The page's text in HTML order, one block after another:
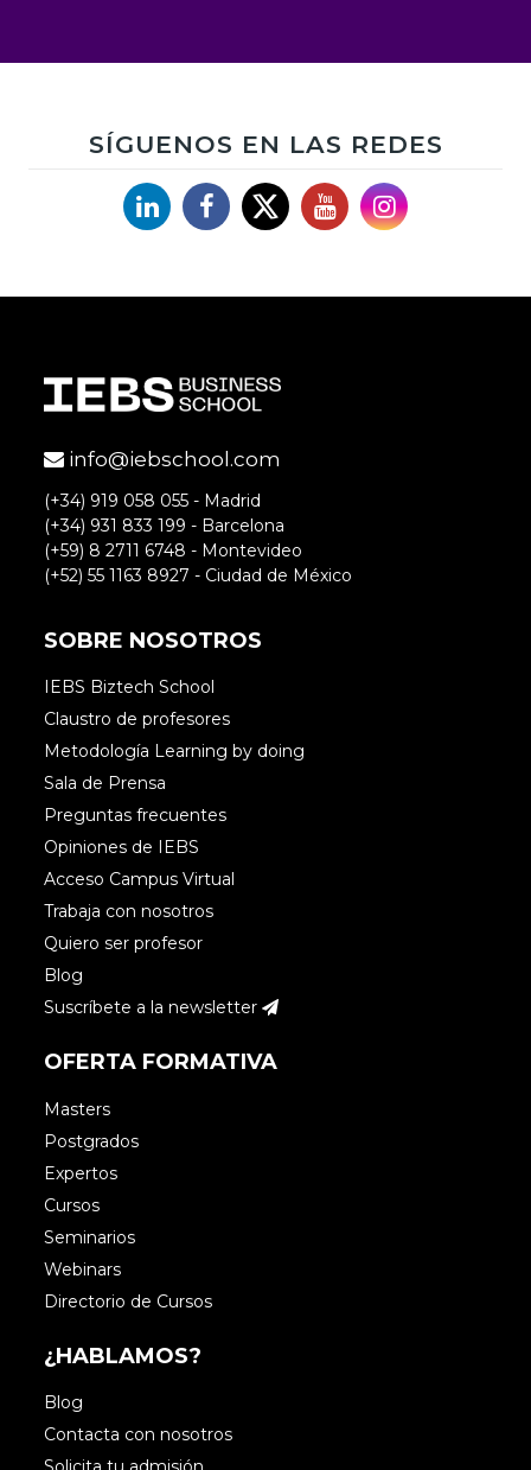
SÍGUENOS EN LAS REDES
LinkedinFacebook
X YouTubeInstagram
info@iebschool.com
(+34) 919 058 055 - Madrid
(+34) 931 833 199 - Barcelona
(+59) 8 2711 6748 - Montevideo
(+52) 55 1163 8927 - Ciudad de México
SOBRE NOSOTROS
IEBS Biztech School
Claustro de profesores
Metodología Learning by doing
Sala de Prensa
Preguntas frecuentes
Opiniones de IEBS
Acceso Campus Virtual
Trabaja con nosotros
Quiero ser profesor
Blog
Suscríbete a la newsletter
OFERTA FORMATIVA
Masters
Postgrados
Expertos
Cursos
Seminarios
Webinars
Directorio de Cursos
¿HABLAMOS?
Blog
Contacta con nosotros